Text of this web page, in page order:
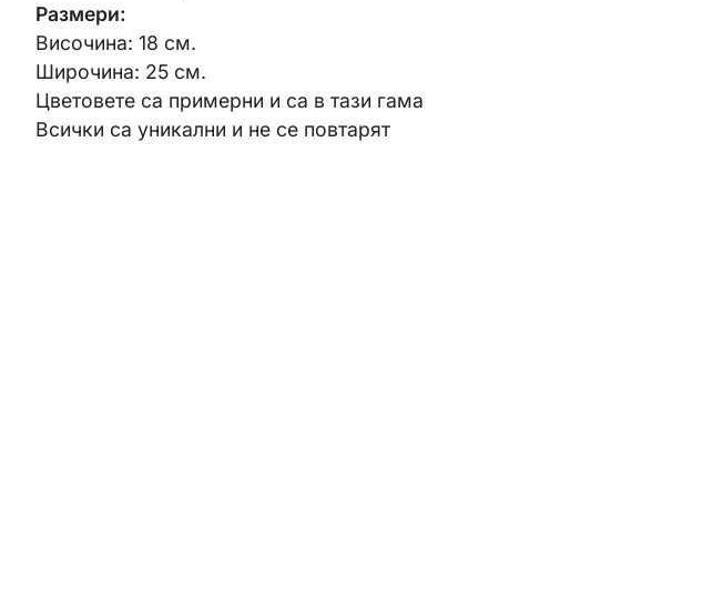
Размери:
Височина: 18 см.
Широчина: 25 см.
Цветовете са примерни и са в тази гама
Всички са уникални и не се повтарят